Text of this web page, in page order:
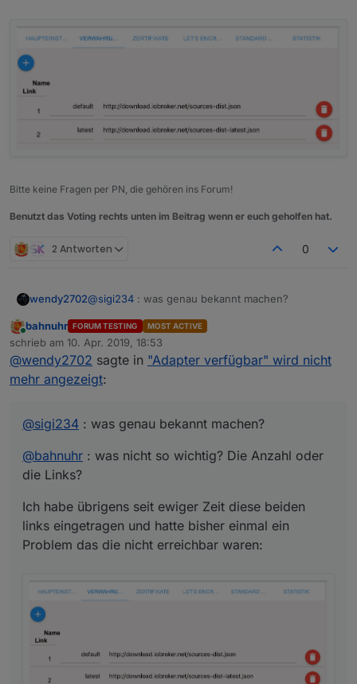
Bitte keine Fragen per PN, die gehören ins Forum!
Benutzt das Voting rechts unten im Beitrag wenn er euch geholfen hat.
2 Antworten 0
wendy2702@sigi234 : was genau bekannt machen?
@bahnuhr : was nicht so wichtig? Die Anzahl oder
die Links?
Ich habe übrigens seit ewiger Zeit diese beiden
links eingetragen und hatte bisher einmal ein
Problem das die nicht erreichbar waren:
Online
bahnuhr FORUM TESTING MOST ACTIVE
schrieb am 10. Apr. 2019, 18:53
zuletzt editiert von
@wendy2702 sagte in "Adapter verfügbar" wird nicht
mehr angezeigt:
@sigi234 : was genau bekannt machen?
@bahnuhr : was nicht so wichtig? Die Anzahl oder
die Links?
Ich habe übrigens seit ewiger Zeit diese beiden
links eingetragen und hatte bisher einmal ein
Problem das die nicht erreichbar waren: